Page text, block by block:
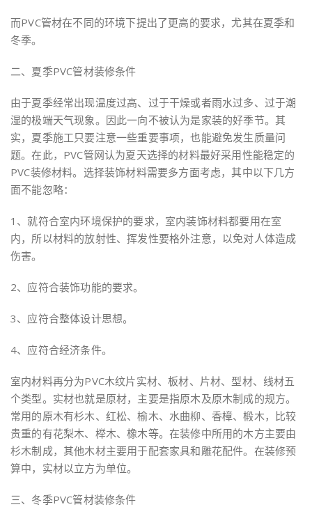
而PVC管材在不同的环境下提出了更高的要求，尤其在夏季和
冬季。
二、夏季PVC管材装修条件
由于夏季经常出现温度过高、过于干燥或者雨水过多、过于潮
湿的极端天气现象。因此一向不被认为是家装的好季节。其
实，夏季施工只要注意一些重要事项，也能避免发生质量问
题。在此，PVC管网认为夏天选择的材料最好采用性能稳定的
PVC装修材料。选择装饰材料需要多方面考虑，其中以下几方
面不能忽略：
1、就符合室内环境保护的要求，室内装饰材料都要用在室
内，所以材料的放射性、挥发性要格外注意，以免对人体造成
伤害。
2、应符合装饰功能的要求。
3、应符合整体设计思想。
4、应符合经济条件。
室内材料再分为PVC木纹片实材、板材、片材、型材、线材五
个类型。实材也就是原材，主要是指原木及原木制成的规方。
常用的原木有杉木、红松、榆木、水曲柳、香樟、椴木，比较
贵重的有花梨木、榉木、橡木等。在装修中所用的木方主要由
杉木制成，其他木材主要用于配套家具和雕花配件。在装修预
算中，实材以立方为单位。
三、冬季PVC管材装修条件